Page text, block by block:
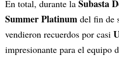
En total, durante la Subasta
Summer Platinum del fin de
vendieron recuerdos por casi
impresionante para el equipo